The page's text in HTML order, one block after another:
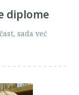
diplome
sada već